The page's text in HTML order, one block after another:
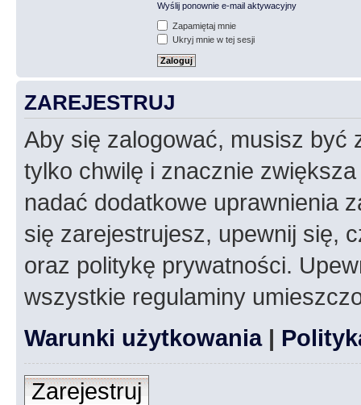
Wyślij ponownie e-mail aktywacyjny
Zapamiętaj mnie
Ukryj mnie w tej sesji
ZAREJESTRUJ
Aby się zalogować, musisz być
tylko chwilę i znacznie
nadać dodatkowe uprawnienia
się zarejestrujesz, upewnij się,
oraz politykę prywatności.
wszystkie regulaminy
Warunki użytkowania|
Zarejestruj